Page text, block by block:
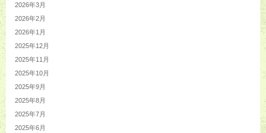
2026年3月
2026年2月
2026年1月
2025年12月
2025年11月
2025年10月
2025年9月
2025年8月
2025年7月
2025年6月